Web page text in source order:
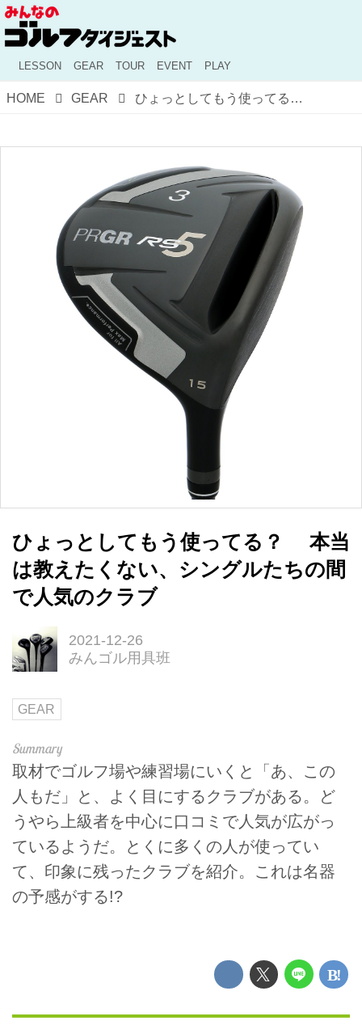
LESSON GEAR TOUR EVENT PLAY
HOME GEAR ひょっとしてもう使ってる？ 本当は教えたくない、シングルたちの間で人気のクラブ
ひょっとしてもう使ってる？ 本当
は教えたくない、シングルたちの間
で人気のクラブ
2021-12-26
みんゴル用具班
GEAR
取材でゴルフ場や練習場にいくと「あ、この
人もだ」と、よく目にするクラブがある。ど
うやら上級者を中心に口コミで人気が広がっ
ているようだ。とくに多くの人が使ってい
て、印象に残ったクラブを紹介。これは名器
の予感がする!?